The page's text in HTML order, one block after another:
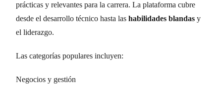
prácticas y relevantes para la carrera. La plataforma cubre
desde el desarrollo técnico hasta las habilidades blandas y
el liderazgo.
Las categorías populares incluyen:
Negocios y gestión